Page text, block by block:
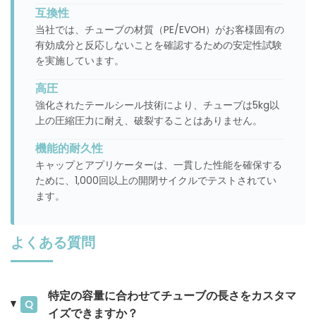
互換性
当社では、チューブの材質（PE/EVOH）がお客様固有の
有効成分と反応しないことを確認するための安定性試験
を実施しています。
高圧
強化されたテールシール技術により、チューブは5kg以
上の圧縮圧力に耐え、破裂することはありません。
機能的耐久性
キャップとアプリケーターは、一貫した性能を確保する
ために、1,000回以上の開閉サイクルでテストされてい
ます。
よくある質問
Q
特定の容量に合わせてチューブの長さをカスタマ
イズできますか？